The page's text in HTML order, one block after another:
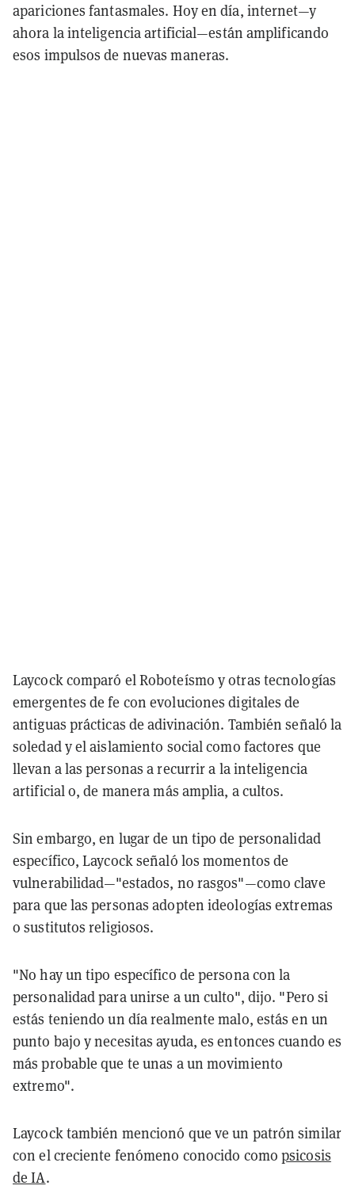
apariciones fantasmales. Hoy en día, internet—y
ahora la inteligencia artificial—están amplificando
esos impulsos de nuevas maneras.
Laycock comparó el Roboteísmo y otras tecnologías
emergentes de fe con evoluciones digitales de
antiguas prácticas de adivinación. También señaló la
soledad y el aislamiento social como factores que
llevan a las personas a recurrir a la inteligencia
artificial o, de manera más amplia, a cultos.
Sin embargo, en lugar de un tipo de personalidad
específico, Laycock señaló los momentos de
vulnerabilidad—"estados, no rasgos"—como clave
para que las personas adopten ideologías extremas
o sustitutos religiosos.
"No hay un tipo específico de persona con la
personalidad para unirse a un culto", dijo. "Pero si
estás teniendo un día realmente malo, estás en un
punto bajo y necesitas ayuda, es entonces cuando es
más probable que te unas a un movimiento
extremo".
Laycock también mencionó que ve un patrón similar
con el creciente fenómeno conocido comopsicosis
de IA.